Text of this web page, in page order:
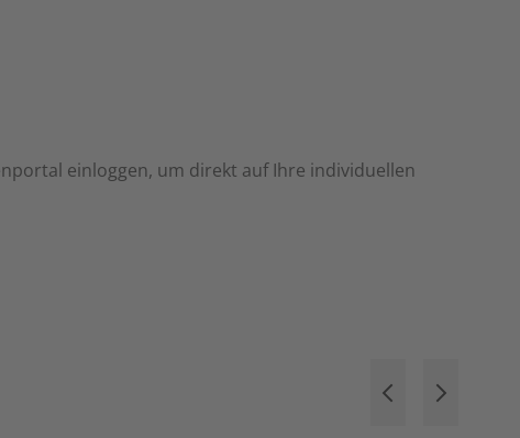
einloggen, um direkt auf Ihre individuellen